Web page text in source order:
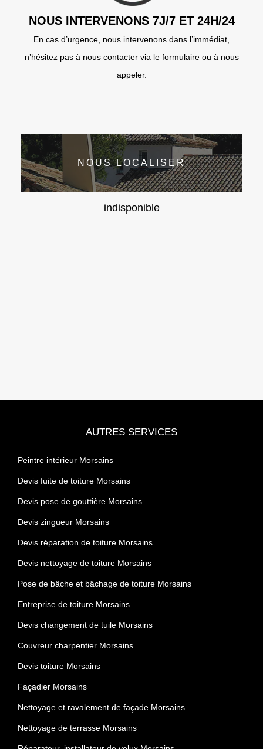
NOUS INTERVENONS 7J/7 ET 24H/24
En cas d’urgence, nous intervenons dans l’immédiat,
n’hésitez pas à nous contacter via le formulaire ou à nous
appeler.
NOUS LOCALISER
indisponible
AUTRES SERVICES
Peintre intérieur Morsains
Devis fuite de toiture Morsains
Devis pose de gouttière Morsains
Devis zingueur Morsains
Devis réparation de toiture Morsains
Devis nettoyage de toiture Morsains
Pose de bâche et bâchage de toiture Morsains
Entreprise de toiture Morsains
Devis changement de tuile Morsains
Couvreur charpentier Morsains
Devis toiture Morsains
Façadier Morsains
Nettoyage et ravalement de façade Morsains
Nettoyage de terrasse Morsains